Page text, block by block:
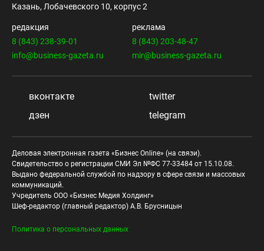
Казань, Лобачевского 10, корпус 2
редакция
8 (843) 238-39-01
info@business-gazeta.ru
реклама
8 (843) 203-48-47
mir@business-gazeta.ru
вконтакте
twitter
дзен
telegram
Деловая электронная газета «Бизнес Online» (на связи).
Свидетельство о регистрации СМИ Эл №ФС 77-33484 от 15.10.08.
Выдано федеральной службой по надзору в сфере связи и массовых
коммуникаций.
Учредитель ООО «Бизнес Медия Холдинг»
Шеф-редактор (главный редактор) А.В. Брусницын
Политика о персональных данных